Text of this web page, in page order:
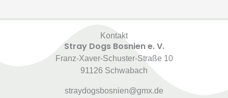
Kontakt
Stray Dogs Bosnien e. V.
Franz-Xaver-Schuster-Straße 10
91126 Schwabach
straydogsbosnien@gmx.de